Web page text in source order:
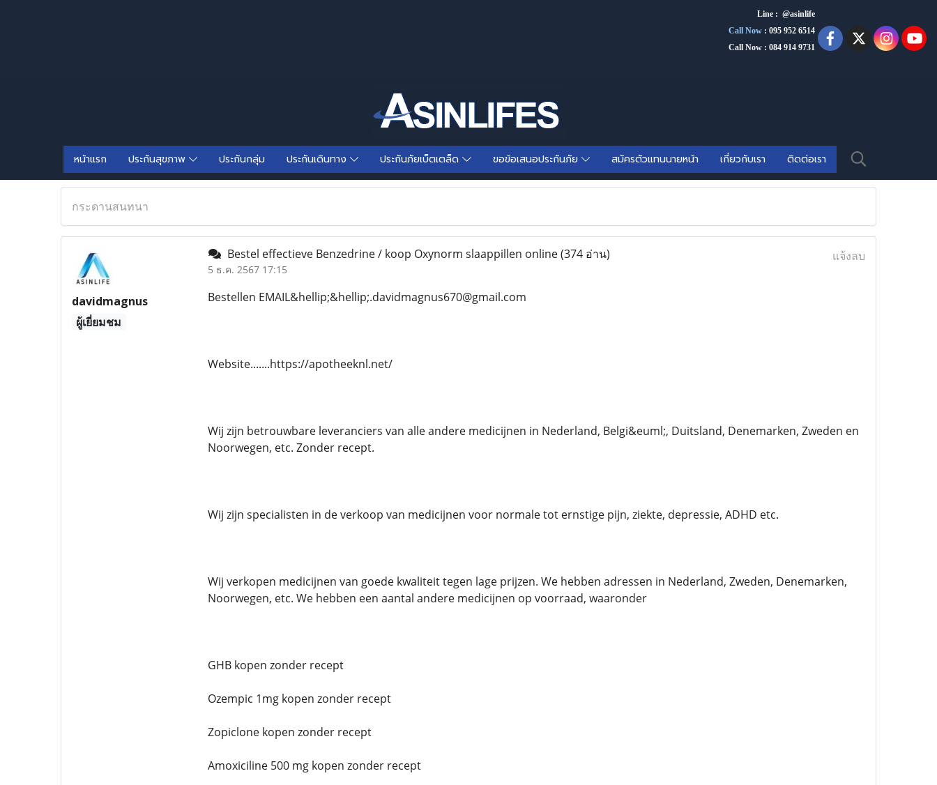
Line : @asinlife
Call Now : 095 952 6514
Call Now : 084 914 9731
หน้าแรก ประกันสุขภาพ ประกันกลุ่ม ประกันเดินทาง ประกันภัยเบ็ตเตล็ด ขอข้อเสนอประกันภัย สมัครตัวแทนนายหน้า เกี่ยวกับเรา ติดต่อเรา
กระดานสนทนา
davidmagnus
ผู้เยี่ยมชม
Bestel effectieve Benzedrine / koop Oxynorm slaappillen online(374 อ่าน)
5 ธ.ค. 2567 17:15
แจ้งลบ
Bestellen EMAIL&hellip;&hellip;.davidmagnus670@gmail.com
Website.......https://apotheeknl.net/
Wij zijn betrouwbare leveranciers van alle andere medicijnen in Nederland, Belgi&euml;, Duitsland, Denemarken, Zweden en
Noorwegen, etc. Zonder recept.
Wij zijn specialisten in de verkoop van medicijnen voor normale tot ernstige pijn, ziekte, depressie, ADHD etc.
Wij verkopen medicijnen van goede kwaliteit tegen lage prijzen. We hebben adressen in Nederland, Zweden, Denemarken,
Noorwegen, etc. We hebben een aantal andere medicijnen op voorraad, waaronder
GHB kopen zonder recept
Ozempic 1mg kopen zonder recept
Zopiclone kopen zonder recept
Amoxiciline 500 mg kopen zonder recept